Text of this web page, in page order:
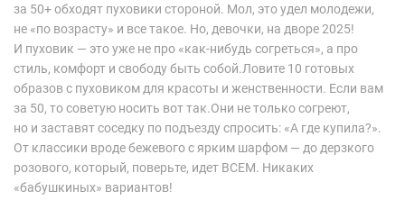
за 50+ обходят пуховики стороной. Мол, это удел молодежи,
не «по возрасту» и все такое. Но, девочки, на дворе 2025!
И пуховик — это уже не про «как-нибудь согреться», а про
стиль, комфорт и свободу быть собой.Ловите 10 готовых
образов с пуховиком для красоты и женственности. Если вам
за 50, то советую носить вот так.Они не только согреют,
но и заставят соседку по подъезду спросить: «А где купила?».
От классики вроде бежевого с ярким шарфом — до дерзкого
розового, который, поверьте, идет ВСЕМ. Никаких
«бабушкиных» вариантов!